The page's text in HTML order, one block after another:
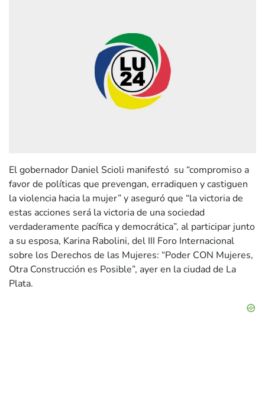
El gobernador Daniel Scioli manifestó su “compromiso a
favor de políticas que prevengan, erradiquen y castiguen
la violencia hacia la mujer” y aseguró que “la victoria de
estas acciones será la victoria de una sociedad
verdaderamente pacífica y democrática”, al participar junto
a su esposa, Karina Rabolini, del III Foro Internacional
sobre los Derechos de las Mujeres: “Poder CON Mujeres,
Otra Construcción es Posible”, ayer en la ciudad de La
Plata.